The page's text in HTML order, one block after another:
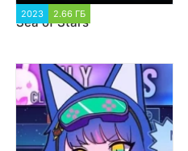
2023 2.66 ГБ
Sea of Stars